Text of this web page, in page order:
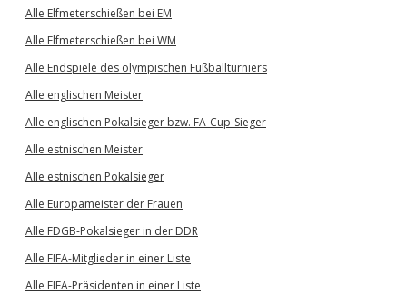
Alle Elfmeterschießen bei EM
Alle Elfmeterschießen bei WM
Alle Endspiele des olympischen Fußballturniers
Alle englischen Meister
Alle englischen Pokalsieger bzw. FA-Cup-Sieger
Alle estnischen Meister
Alle estnischen Pokalsieger
Alle Europameister der Frauen
Alle FDGB-Pokalsieger in der DDR
Alle FIFA-Mitglieder in einer Liste
Alle FIFA-Präsidenten in einer Liste